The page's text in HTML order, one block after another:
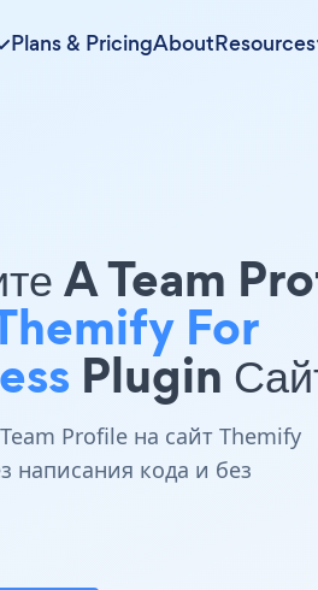
Plans & PricingAboutResources
A Team
For
Plugin
Profile на сайт Themify
написания кода и без